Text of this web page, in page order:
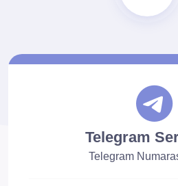
Telegram
Telegram